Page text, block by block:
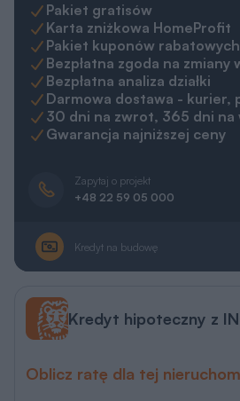
Pakiet gratisów
Karta zniżkowa HomeProfit
Pakiet kuponów rabatowych
Bezpłatna zgoda na zmiany
Bezpłatna analiza działki
Darmowa dostawa - kurier,
30 dni na zwrot, 365 dni na
Gwarancja najniższej ceny
Zapytaj o projekt
+48 22 59 05 000
Kredyt na budowę
Kredyt hipoteczny z
Oblicz ratę dla tej